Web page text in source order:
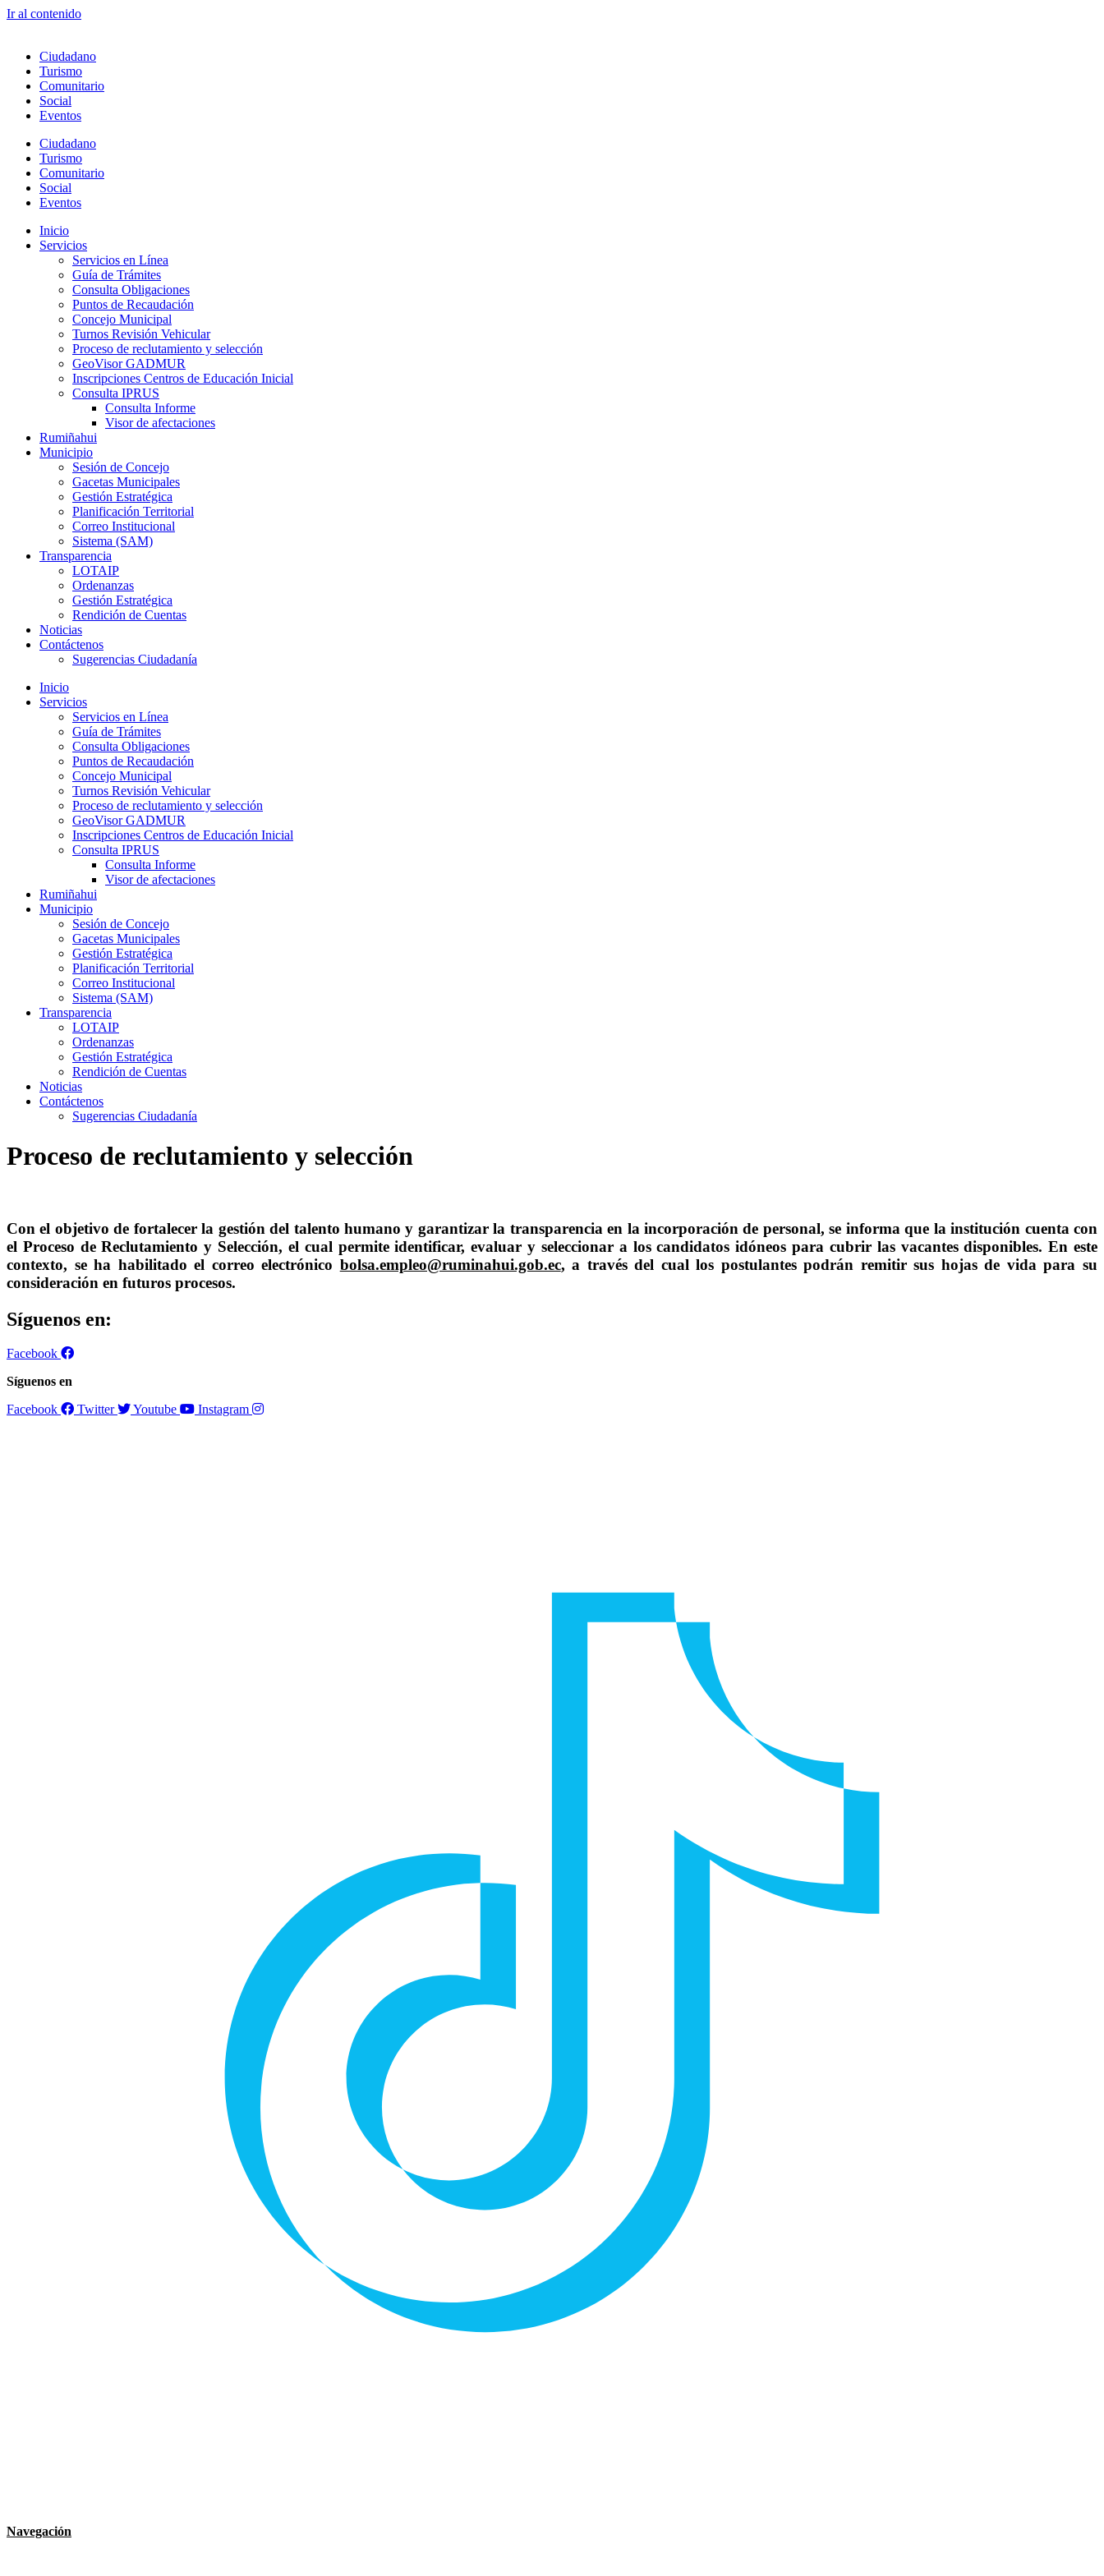
Ir al contenido
Ciudadano
Turismo
Comunitario
Social
Eventos
Ciudadano
Turismo
Comunitario
Social
Eventos
Inicio
Servicios
Servicios en Línea
Guía de Trámites
Consulta Obligaciones
Puntos de Recaudación
Concejo Municipal
Turnos Revisión Vehicular
Proceso de reclutamiento y selección
GeoVisor GADMUR
Inscripciones Centros de Educación Inicial
Consulta IPRUS
Consulta Informe
Visor de afectaciones
Rumiñahui
Municipio
Sesión de Concejo
Gacetas Municipales
Gestión Estratégica
Planificación Territorial
Correo Institucional
Sistema (SAM)
Transparencia
LOTAIP
Ordenanzas
Gestión Estratégica
Rendición de Cuentas
Noticias
Contáctenos
Sugerencias Ciudadanía
Inicio
Servicios
Servicios en Línea
Guía de Trámites
Consulta Obligaciones
Puntos de Recaudación
Concejo Municipal
Turnos Revisión Vehicular
Proceso de reclutamiento y selección
GeoVisor GADMUR
Inscripciones Centros de Educación Inicial
Consulta IPRUS
Consulta Informe
Visor de afectaciones
Rumiñahui
Municipio
Sesión de Concejo
Gacetas Municipales
Gestión Estratégica
Planificación Territorial
Correo Institucional
Sistema (SAM)
Transparencia
LOTAIP
Ordenanzas
Gestión Estratégica
Rendición de Cuentas
Noticias
Contáctenos
Sugerencias Ciudadanía
Proceso de reclutamiento y selección
Con el objetivo de fortalecer la gestión del talento humano y garantizar la transparencia en la incorporación de personal, se informa que la institución cuenta con
el Proceso de Reclutamiento y Selección, el cual permite identificar, evaluar y seleccionar a los candidatos idóneos para cubrir las vacantes disponibles. En este
contexto, se ha habilitado el correo electrónico bolsa.empleo@ruminahui.gob.ec, a través del cual los postulantes podrán remitir sus hojas de vida para su
consideración en futuros procesos.
Síguenos en:
Facebook
Síguenos en
Facebook
Twitter Youtube Instagram
Navegación